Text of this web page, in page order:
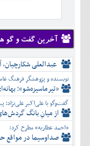
آبان
آذر
دی
بهمن
اسفند
شهريور
مهر
آبان
آذر
دی
بهمن
اسفند
تير
مرداد
شهريور
مهر
آبان
آذر
دی
بهمن
اسفند
آخرین گفت و گو
عبدالعلی
نویسنده و پژوهشگر فرهنگ
«تیرماسیزه‌شو»؛
گفت‌وگو با علی‌اکبر علی‌نژاد؛
از میانِ بانگ
«احمد عطاریه» مطرح کرد:
صداوسیما در مواقع